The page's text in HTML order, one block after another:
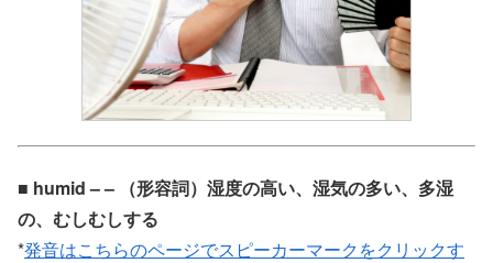
■ humid – – （形容詞）湿度の高い、湿気の多い、多湿
の、むしむしする
*発音はこちらのページでスピーカーマークをクリックす